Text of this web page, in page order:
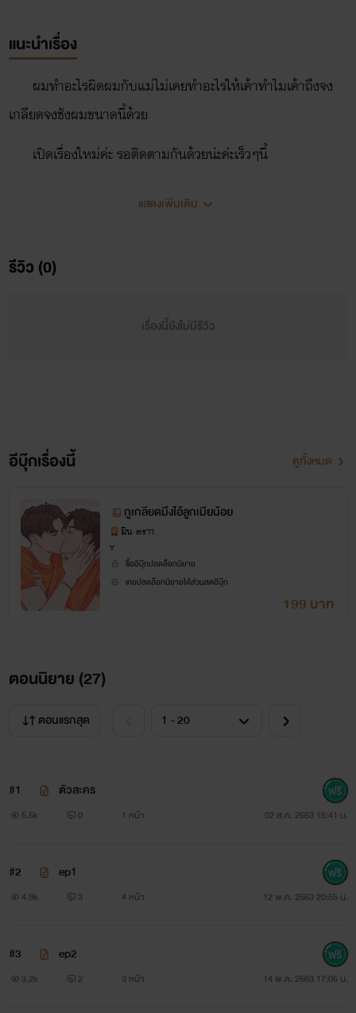
แนะนำเรื่อง
ผมทำอะไรผิดผมกับแม่ไม่เคยทำอะไรให้เค้าทำไมเค้าถึงจง
เกลียดจงชังผมขนาดนี้ด้วย
เปิดเรื่องใหม่ค่ะ รอติดตามกันด้วยน่ะค่ะเร็วๆนี้
แสดงเพิ่มเติม
รีวิว (0)
เรื่องนี้ยังไม่มีรีวิว
อีบุ๊กเรื่องนี้ ดูทั้งหมด
กูเกลียดมึงไอ้ลูกเมียน้อย
มิน ตราา
Y
ซื้ออีบุ๊กปลดล็อกนิยาย
เคยปลดล็อกนิยายได้ส่วนลดอีบุ๊ก
199 บาท
ตอนนิยาย (27)
ตอนแรกสุด
#1 ตัวละคร
5.5k 0 1 หน้า 02 ส.ค. 2563 16:41 น.
#2 ep1
4.9k 3 4 หน้า 12 พ.ค. 2563 20:55 น.
#3 ep2
3.2k 2 3 หน้า 14 พ.ค. 2563 17:05 น.